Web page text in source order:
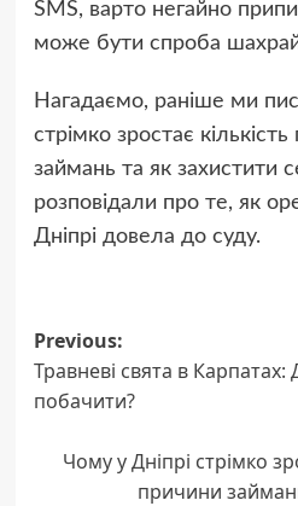
SMS, варто негайно
може бути спроба
Нагадаємо, раніше ми
стрімко зростає
займань та як захистити
розповідали про те, як
Дніпрі довела до суду.
Post
navigation
Previous:
Травневі свята в
побачити?
Чому у Дніпрі стрімко
причини